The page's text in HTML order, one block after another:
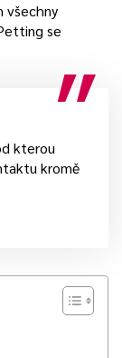
všechny
se
kterou
kromě